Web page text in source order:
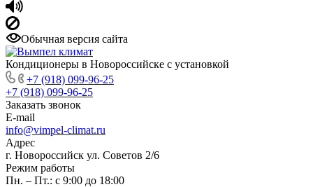
Обычная версия сайта
Кондиционеры в Новороссийске с установкой
+7 (918) 099-96-25
+7 (918) 099-96-25
Заказать звонок
E-mail
info@vimpel-climat.ru
Адрес
г. Новороссийск ул. Советов 2/6
Режим работы
Пн. – Пт.: с 9:00 до 18:00